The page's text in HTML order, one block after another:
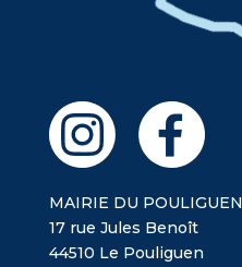
MAIRIE DU POULIGUEN
17 rue Jules Benoît
44510 Le Pouliguen